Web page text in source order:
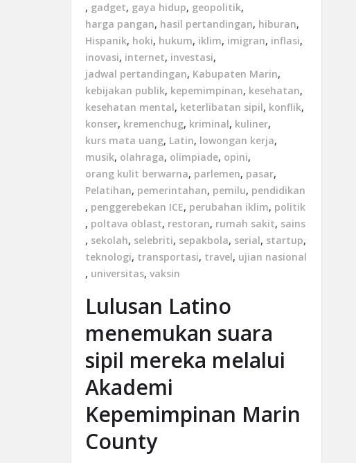
, gadget, gaya hidup, geopolitik,
harga pangan, hasil pertandingan, hiburan,
Hispanik, hoki, hukum, iklim, imigran, inflasi,
inovasi, internet, investasi,
jadwal pertandingan, Kabupaten Marin,
kebijakan publik, kepemimpinan, kesehatan,
kesehatan mental, keterlibatan sipil, konflik,
konser, kremenchug, kriminal, kuliner,
kurs mata uang, Latin, lowongan kerja,
musik, olahraga, olimpiade, opini,
orang kulit berwarna, parlemen, pasar,
Pelatihan, pemerintahan, pemilu, pendidikan
, penggerebekan ICE, perubahan iklim, politik
, poltava oblast, restoran, rumah sakit, sains
, sekolah, selebriti, sepakbola, serial, startup,
teknologi, transportasi, travel, ujian nasional
, universitas, vaksin
Lulusan Latino
menemukan suara
sipil mereka melalui
Akademi
Kepemimpinan Marin
County